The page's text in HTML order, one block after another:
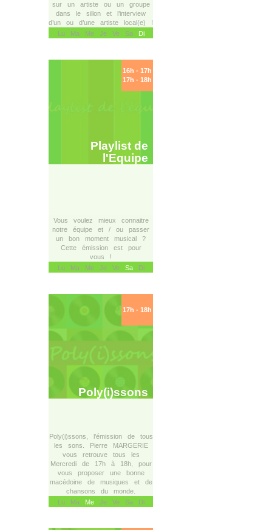
sur un artiste ou un groupe
dans le sillon et l’interview
d’un ou d’une artiste local(e) !
Lu Ma Me Je Ve Sa
Di
16h - 17h
17h - 18h
Playlist de
l'Equipe
Vous voulez mieux connaitre
notre équipe et / ou passer
un bon moment musical ?
Cette émission est pour
vous !
Lu Ma Me Je Ve SaDi
17h - 18h
Poly(i)ssons
Poly(i)ssons, l’émission de tous
les sons. Pierre MARGERIE
vous retrouve tous les
Mercredi de 17h à 18h, pour
vous proposer une bonne
macédoine de musiques et de
chansons du monde.
Lu Ma
MeJe Ve Sa Di